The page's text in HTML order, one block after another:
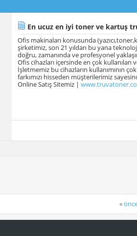
En ucuz en iyi toner ve kartuş
Ofis makinaları konusunda
şirketimiz, son 21 yıldan bu yana
doğru, zamanında ve profesyonel
Ofis cihazları içersinde en çok kullanılan
İşletmemiz bu cihazların kullanımının
farkımızı hisseden müşterilerimiz
Online Satış Sitemiz |
«